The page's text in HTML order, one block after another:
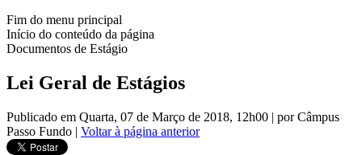
Fim do menu principal
Início do conteúdo da página
Documentos de Estágio
Lei Geral de Estágios
Publicado em Quarta, 07 de Março de 2018, 12h00 | por Câmpus
Passo Fundo | Voltar à página anterior